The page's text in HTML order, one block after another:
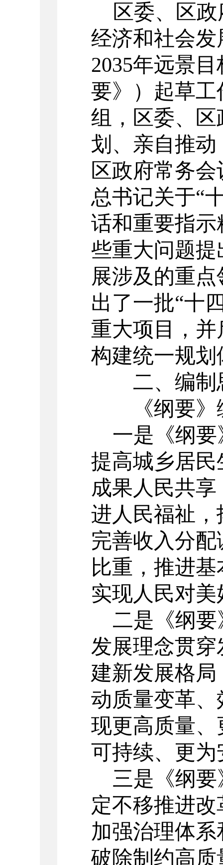
区委、区政
经济和社会
2035年远景目
要》）起草
组，区委、
划、亲自推
区政府常务
总书记关于“
话和重要指
些重大问题
展涉及的重
出了一批“十
重大项目
， 并
构建统一规划
二、编制
《纲要》
一是《纲要
提高城乡居
成果人民共
进人民福祉
完善收入分
比重，推进
实现人民对
二是《纲要
发展理念贯
建新发展格
动质量变革
现更高质量
可持续、更
三是《纲
定不移推进
加强治理体
破除制约高